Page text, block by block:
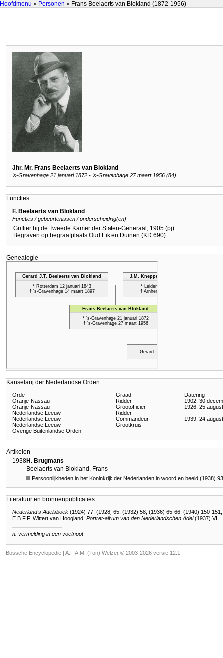
Hoofdmenu » Personen » Frans Beelaerts van Blokland (1872-1956)
Jhr. Mr. Frans Beelaerts van Blokland
's-Gravenhage 21 januari 1872 - 's-Gravenhage 27 maart 1956 (84)
Functies
F. Beelaerts van Blokland
Functies / gebeurtenissen / onderscheiding(en)
Griffier bij de Tweede Kamer der Staten-Generaal, 1905 (pj)
Begraven op begraafplaats Oud Eik en Duinen (KD 690)
Genealogie
Kanselarij der Nederlandse Orden
Orde Graad
Datering
Oranje-Nassau
Ridder
1902, 30
Oranje-Nassau
Grootofficier
1926, 25
Nederlandse Leeuw
Ridder
Nederlandse Leeuw
Commandeur
1939, 24
Nederlandse Leeuw
Grootkruis
Overige Buitenlandse Orden
Artikelen
1938H. Brugmans
Beelaerts van Blokland, Frans
Persoonlijkheden in het Koninkrijk der Nederlanden in woord en beeld (1938)
Literatuur en bronnenpublicaties
Nederland's Adelsboek (1924) 77; (1928) 65; (1932) 58; (1936) 65-66; (1940) 150-
E.B.F.F. Wittert van Hoogland, Portret-album van den Nederlandschen Adel(1937) VI
n: vermelding in een voetnoot
Bossche Encyclopedie | A.F.A.M. (Ton) Wetzer © 2003-2026 versie 12.1